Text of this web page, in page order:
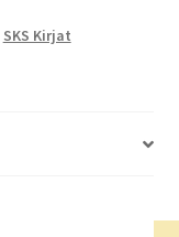
SKS Kirjat